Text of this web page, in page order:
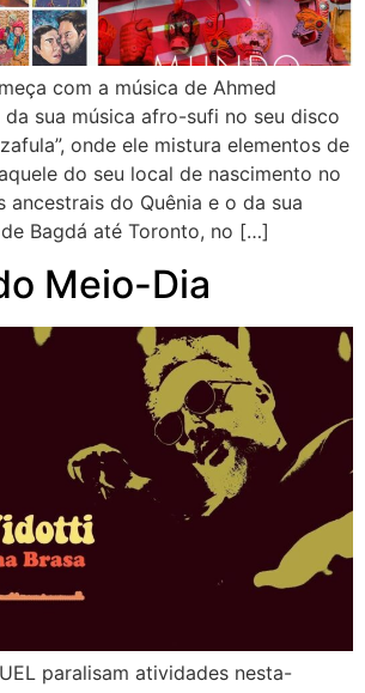
com a música de Ahmed
sua música afro-sufi no seu disco
onde ele mistura elementos de
do seu local de nascimento no
ancestrais do Quênia e o da sua
Bagdá até Toronto, no […]
Meio-Dia
paralisam atividades nesta-